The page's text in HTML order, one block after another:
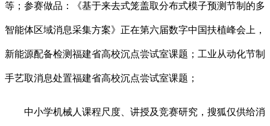
等；参赛做品：《基于来去式笼盖取分布式模子预测节制的多
智能体区域消息采集方案》正在第六届数字中国扶植峰会上，
新能源配备检测福建省高校沉点尝试室课题；工业从动化节制
手艺取消息处置福建省高校沉点尝试室课题；
中小学机械人课程尺度、讲授及竞赛研究，搜狐仅供给消